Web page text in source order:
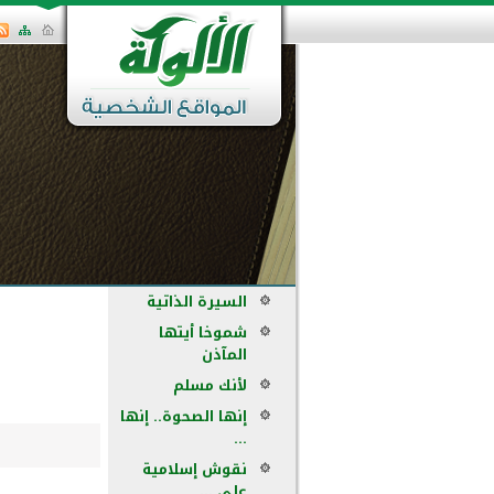
السيرة الذاتية
شموخا أيتها
المآذن
لأنك مسلم
إنها الصحوة.. إنها
...
نقوش إسلامية